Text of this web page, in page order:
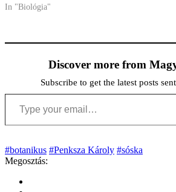
In "Biológia"
Discover more from
Subscribe to get the latest posts
Type your email…
#botanikus #Penksza Károly #sóska
Megosztás: